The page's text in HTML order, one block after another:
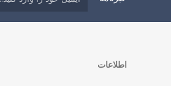
اطلاعات